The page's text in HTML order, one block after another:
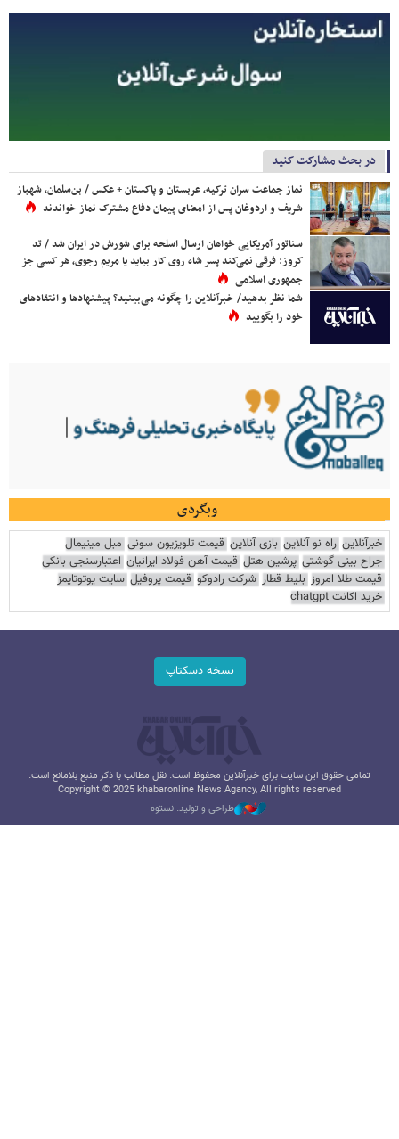
در بحث مشارکت کنید
نماز جماعت سران ترکیه، عربستان و پاکستان + عکس / بن‌سلمان، شهباز
شریف و اردوغان پس از امضای پیمان دفاع مشترک نماز خواندند
سناتور آمریکایی خواهان ارسال اسلحه برای شورش در ایران شد / تد
کروز: فرقی نمی‌کند پسر شاه روی کار بیاید یا مریم رجوی، هر کسی جز
جمهوری اسلامی
شما نظر بدهید/ خبرآنلاین را چگونه می‌بینید؟ پیشنهادها و انتقادهای
خود را بگویید
وبگردی
خبرآنلاین راه نو آنلاین بازی آنلاین قیمت تلویزیون سونی مبل مینیمال
جراح بینی گوشتی پرشین هتل قیمت آهن فولاد ایرانیان اعتبارسنجی بانکی
قیمت طلا امروز بلیط قطار شرکت رادوکو قیمت پروفیل سایت یوتوتایمز
خرید اکانت chatgpt
نسخه دسکتاپ
تمامی حقوق این سایت برای خبرآنلاین محفوظ است. نقل مطالب با ذکر منبع بلامانع است.
Copyright © 2025 khabaronline News Agancy, All rights reserved
طراحی و تولید: نستوه